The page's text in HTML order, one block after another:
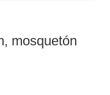
mosquetón